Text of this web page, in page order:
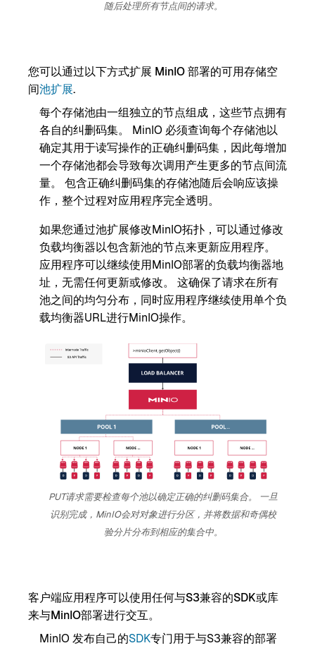
随后处理所有节点间的请求。
您可以通过以下方式扩展 MinIO 部署的可用存储空
间池扩展.
每个存储池由一组独立的节点组成，这些节点拥有
各自的纠删码集。 MinIO 必须查询每个存储池以
确定其用于读写操作的正确纠删码集，因此每增加
一个存储池都会导致每次调用产生更多的节点间流
量。 包含正确纠删码集的存储池随后会响应该操
作，整个过程对应用程序完全透明。
如果您通过池扩展修改MinIO拓扑，可以通过修改
负载均衡器以包含新池的节点来更新应用程序。
应用程序可以继续使用MinIO部署的负载均衡器地
址，无需任何更新或修改。 这确保了请求在所有
池之间的均匀分布，同时应用程序继续使用单个负
载均衡器URL进行MinIO操作。
PUT请求需要检查每个池以确定正确的纠删码集合。 一旦
识别完成，MinIO会对对象进行分区，并将数据和奇偶校
验分片分布到相应的集合中。
客户端应用程序可以使用任何与S3兼容的SDK或库
来与MinIO部署进行交互。
MinIO 发布自己的SDK专门用于与S3兼容的部署